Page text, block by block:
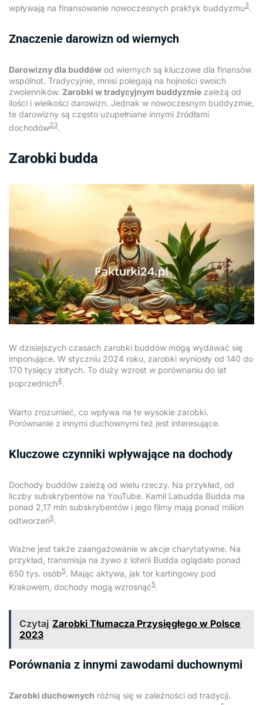
wpływają na finansowanie nowoczesnych praktyk buddyzmu3.
Znaczenie darowizn od wiernych
Darowizny dla buddów od wiernych są kluczowe dla finansów
wspólnot. Tradycyjnie, mnisi polegają na hojności swoich
zwolenników. Zarobki w tradycyjnym buddyzmie zależą od
ilości i wielkości darowizn. Jednak w nowoczesnym buddyzmie,
te darowizny są często uzupełniane innymi źródłami
dochodów23
Zarobki budda
W dzisiejszych czasach zarobki buddów mogą wydawać się
imponujące. W styczniu 2024 roku, zarobki wyniosły od 140 do
170 tysięcy złotych. To duży wzrost w porównaniu do lat
poprzednich4.
Warto zrozumieć, co wpływa na te wysokie zarobki.
Porównanie z innymi duchownymi też jest interesujące.
Kluczowe czynniki wpływające na dochody
Dochody buddów zależą od wielu rzeczy. Na przykład, od
liczby subskrybentów na YouTube. Kamil Labudda Budda ma
ponad 2,17 mln subskrybentów i jego filmy mają ponad milion
odtworzeń5.
Ważne jest także zaangażowanie w akcje charytatywne. Na
przykład, transmisja na żywo z loterii Budda oglądało ponad
650 tys. osób5. Mając aktywa, jak tor kartingowy pod
Krakowem, dochody mogą wzrosnąć5.
Czytaj Zarobki Tłumacza Przysięgłego w Polsce
2023
Porównania z innymi zawodami duchownymi
Zarobki duchownych różnią się w zależności od tradycji.